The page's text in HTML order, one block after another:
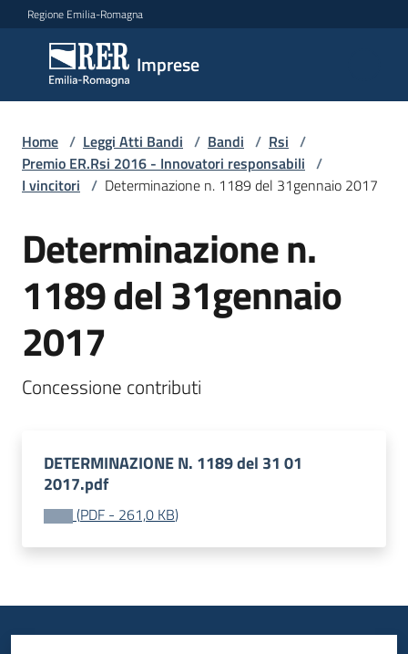
Vai al contenuto
Vai alla navigazione
Vai al footer
Regione Emilia-Romagna
Imprese
Imprese
Argomenti
Servizi
Leggi
Atti
Bandi
Piani
Programmi
Progetti
Newsletter
Home / Leggi Atti Bandi / Bandi / Rsi /
Premio ER.Rsi 2016 - Innovatori responsabili /
I vincitori / Determinazione n. 1189 del 31gennaio 2017
Determinazione n.
1189 del 31gennaio
2017
Concessione contributi
DETERMINAZIONE N. 1189 del 31 01
2017.pdf
(PDF - 261,0 KB)